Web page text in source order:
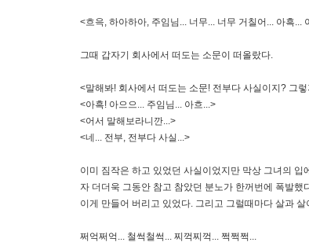
<흐윽, 하아하아, 주임님... 너무... 너무 거칠어... 아흑...
그때 갑자기 회사에서 떠도는 소문이 떠올랐다.
<말해봐! 회사에서 떠도는 소문! 전부다 사실이지? 그
<아흑! 아으으... 주임님... 아흐...>
<어서 말해보라니깐...>
<네... 전부, 전부다 사실...>
이미 짐작은 하고 있었던 사실이었지만 막상 그녀의
자 더더욱 그동안 참고 참았던 분노가 한꺼번에 폭발
이게 만들어 버리고 있었다. 그리고 그럴때마다 살과
쩌억쩌억... 철썩철썩... 찌꺽찌꺽... 쩍쩍쩍...